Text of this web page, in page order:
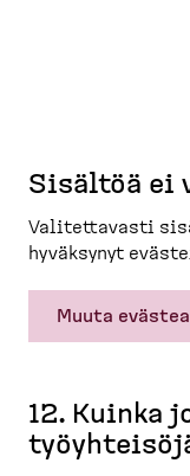
Sisältöä ei
Valitet­tavasti
hyväksynyt
Muuta
12. Kuinka